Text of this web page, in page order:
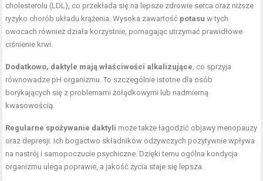
cholesterolu (LDL), co przekłada się na lepsze zdrowie serca oraz niższe
ryzyko chorób układu krążenia. Wysoka zawartość potasu w tych
owocach również działa korzystnie, pomagając utrzymać prawidłowe
ciśnienie krwi.
Dodatkowo, daktyle mają właściwości alkalizujące , co sprzyja
równowadze pH organizmu. To szczególnie istotne dla osób
borykających się z problemami żołądkowymi lub nadmierną
kwasowością.
Regularne spożywanie daktyli może także łagodzić objawy menopauzy
oraz depresji. Ich bogactwo składników odżywczych pozytywnie wpływa
na nastrój i samopoczucie psychiczne. Dzięki temu ogólna kondycja
organizmu ulega poprawie, a jakość życia staje się lepsza.